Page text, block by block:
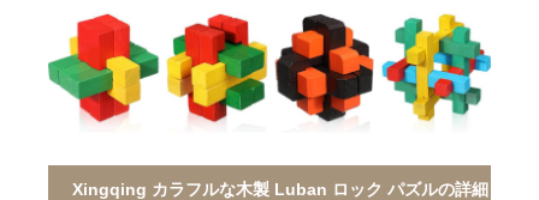
Xingqing カラフルな木製 Luban ロック パズルの詳細